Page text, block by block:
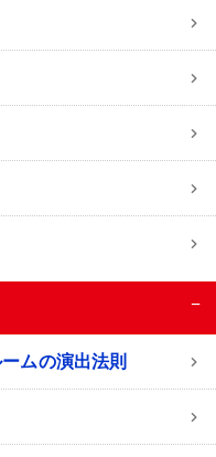
−
ムの演出法則